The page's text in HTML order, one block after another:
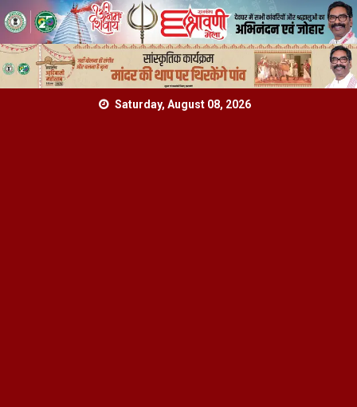
Saturday, August 08, 2026